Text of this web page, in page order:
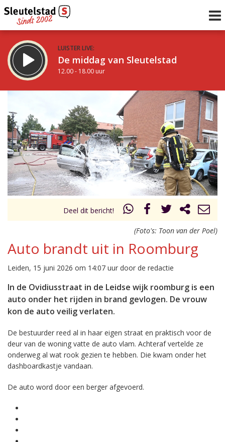
LUISTER LIVE:
De middag van Sleutelstad
12.00 - 18.00 uur
STRAKS:
De avond van Sleutelstad
18.00 - 19.00 uur
Vorig uur
uur 1 van 0 Volgend uur
Inklappen
Deel dit bericht!
(Foto's: Toon van der Poel)
Auto brandt uit in Roomburg
Leiden, 15 juni 2026 om 14:07 uur door de redactie
In de Ovidiusstraat in de Leidse wijk roomburg is een
auto onder het rijden in brand gevlogen. De vrouw
kon de auto veilig verlaten.
De bestuurder reed al in haar eigen straat en praktisch voor de
deur van de woning vatte de auto vlam. Achteraf vertelde ze
onderweg al wat rook gezien te hebben. Die kwam onder het
dashboardkastje vandaan.
De auto word door een berger afgevoerd.